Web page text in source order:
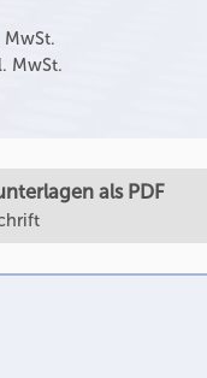
MwSt.
als PDF